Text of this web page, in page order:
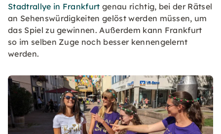
Stadtrallye in Frankfurt genau richtig, bei der Rätsel
an Sehenswürdigkeiten gelöst werden müssen, um
das Spiel zu gewinnen. Außerdem kann Frankfurt
so im selben Zuge noch besser kennengelernt
werden.